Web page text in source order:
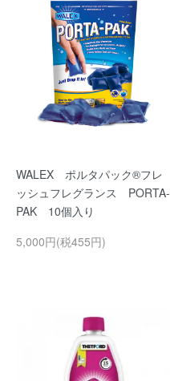
WALEX ポルタパック®フレ
ッシュフレグランス PORTA-
PAK 10個入り
5,000円(税455円)